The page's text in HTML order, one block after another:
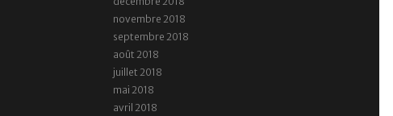
novembre 2018
septembre 2018
août 2018
juillet 2018
mai 2018
avril 2018